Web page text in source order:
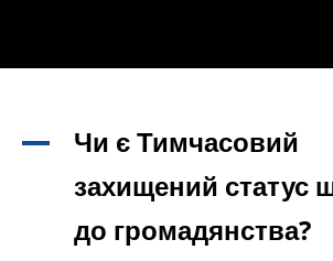
A
Чи є Тимчасовий
захищений статус
до громадянства?